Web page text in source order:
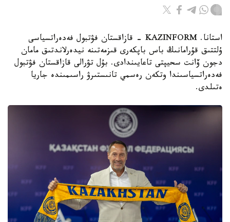
استانا. KAZINFORM - قازاقستان فۋتبول فەدەراتسياسى
ۇلتتىق قۇرامانىڭ باس باپكەرى قىزمەتىنە نيدەرلاندتىق مامان
دجون ۆانت سحيپتى تاعايىندادى. بۇل تۋرالى قازاقستان فۋتبول
فەدەراتسياسىندا وتكەن رەسمي تانىستىرۋ راسىمىندە جاريا
ەتىلدى.